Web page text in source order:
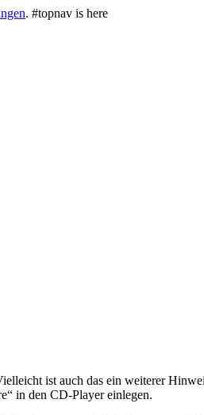
. #topnav is here
ist auch das ein weiterer
in den CD-Player einlegen.